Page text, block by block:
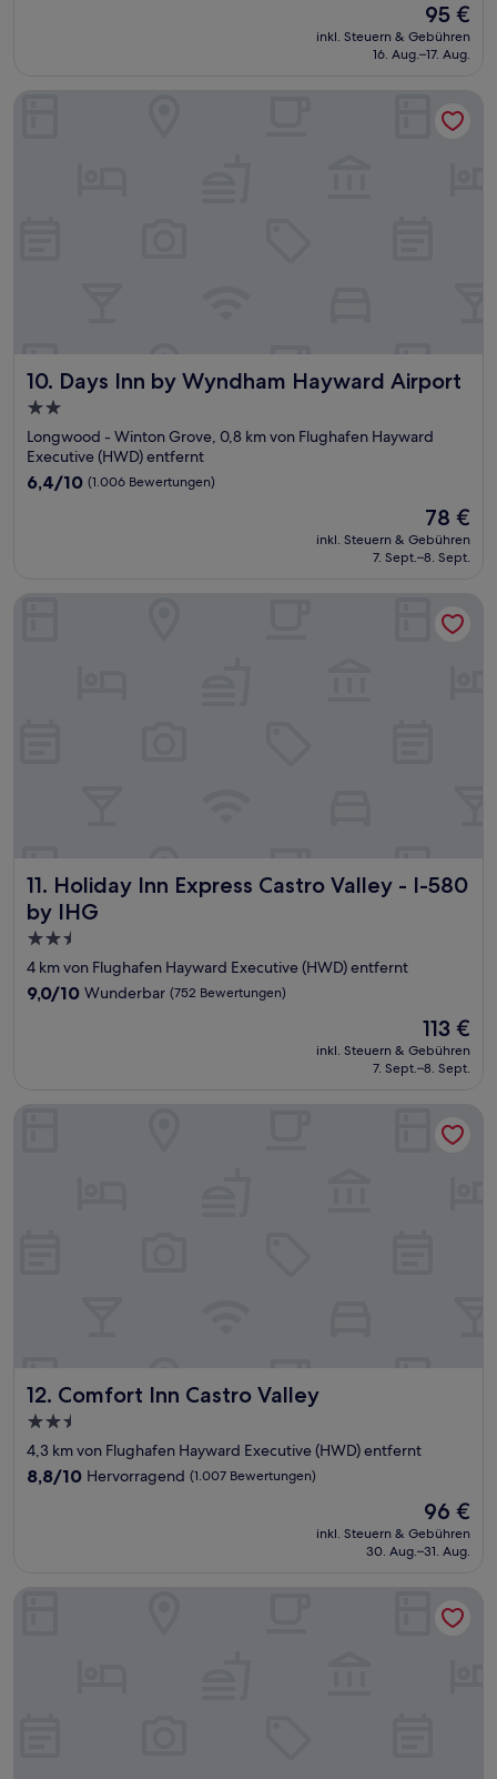
Bewertungen)
Der
Preis
beträgt
95 €
inkl. Steuern & Gebühren
16. Aug.–17. Aug.
10. Days Inn by Wyndham Hayward Airport
Days Inn by Wyndham Hayward Airport
2.0-
Sterne-
Unterkunft
Longwood - Winton Grove, 0,8 km von Flughafen Hayward
Executive (HWD) entfernt
6.4
6,4/10 (1.006 Bewertungen)
Der
Preis
beträgt
78 €
inkl. Steuern & Gebühren
7. Sept.–8. Sept.
Days Inn by Wyndham Hayward Airport
11. Holiday Inn Express Castro Valley - I-580
by IHG
Holiday Inn Express Castro Valley - I-580 by IHG
2.5-
Sterne-
Unterkunft
4 km von Flughafen Hayward Executive (HWD) entfernt
9.0
9,0/10 Wunderbar (752 Bewertungen)
Der
Preis
beträgt
113 €
inkl. Steuern & Gebühren
7. Sept.–8. Sept.
12. Comfort Inn Castro Valley
Comfort Inn Castro Valley
2.5-
Sterne-
Unterkunft
4,3 km von Flughafen Hayward Executive (HWD) entfernt
8.8
8,8/10 Hervorragend (1.007 Bewertungen)
Der
Preis
beträgt
96 €
inkl. Steuern & Gebühren
30. Aug.–31. Aug.
Comfort Inn Castro Valley